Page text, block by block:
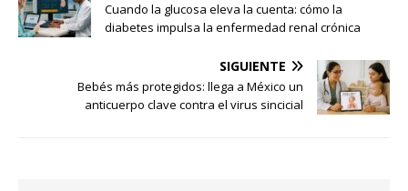
Cuando la glucosa eleva la cuenta: cómo la
diabetes impulsa la enfermedad renal crónica
SIGUIENTE
Bebés más protegidos: llega a México un
anticuerpo clave contra el virus sincicial